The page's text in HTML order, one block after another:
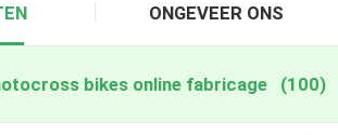
ONGEVEER ONS
bikes online fabricage (100)